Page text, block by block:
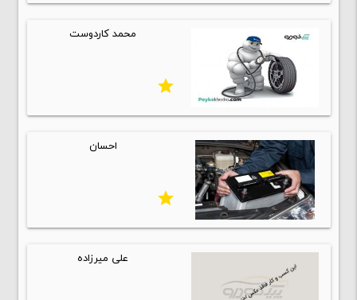
محمد کاردوست
star
احسان
star
علی میرزاده